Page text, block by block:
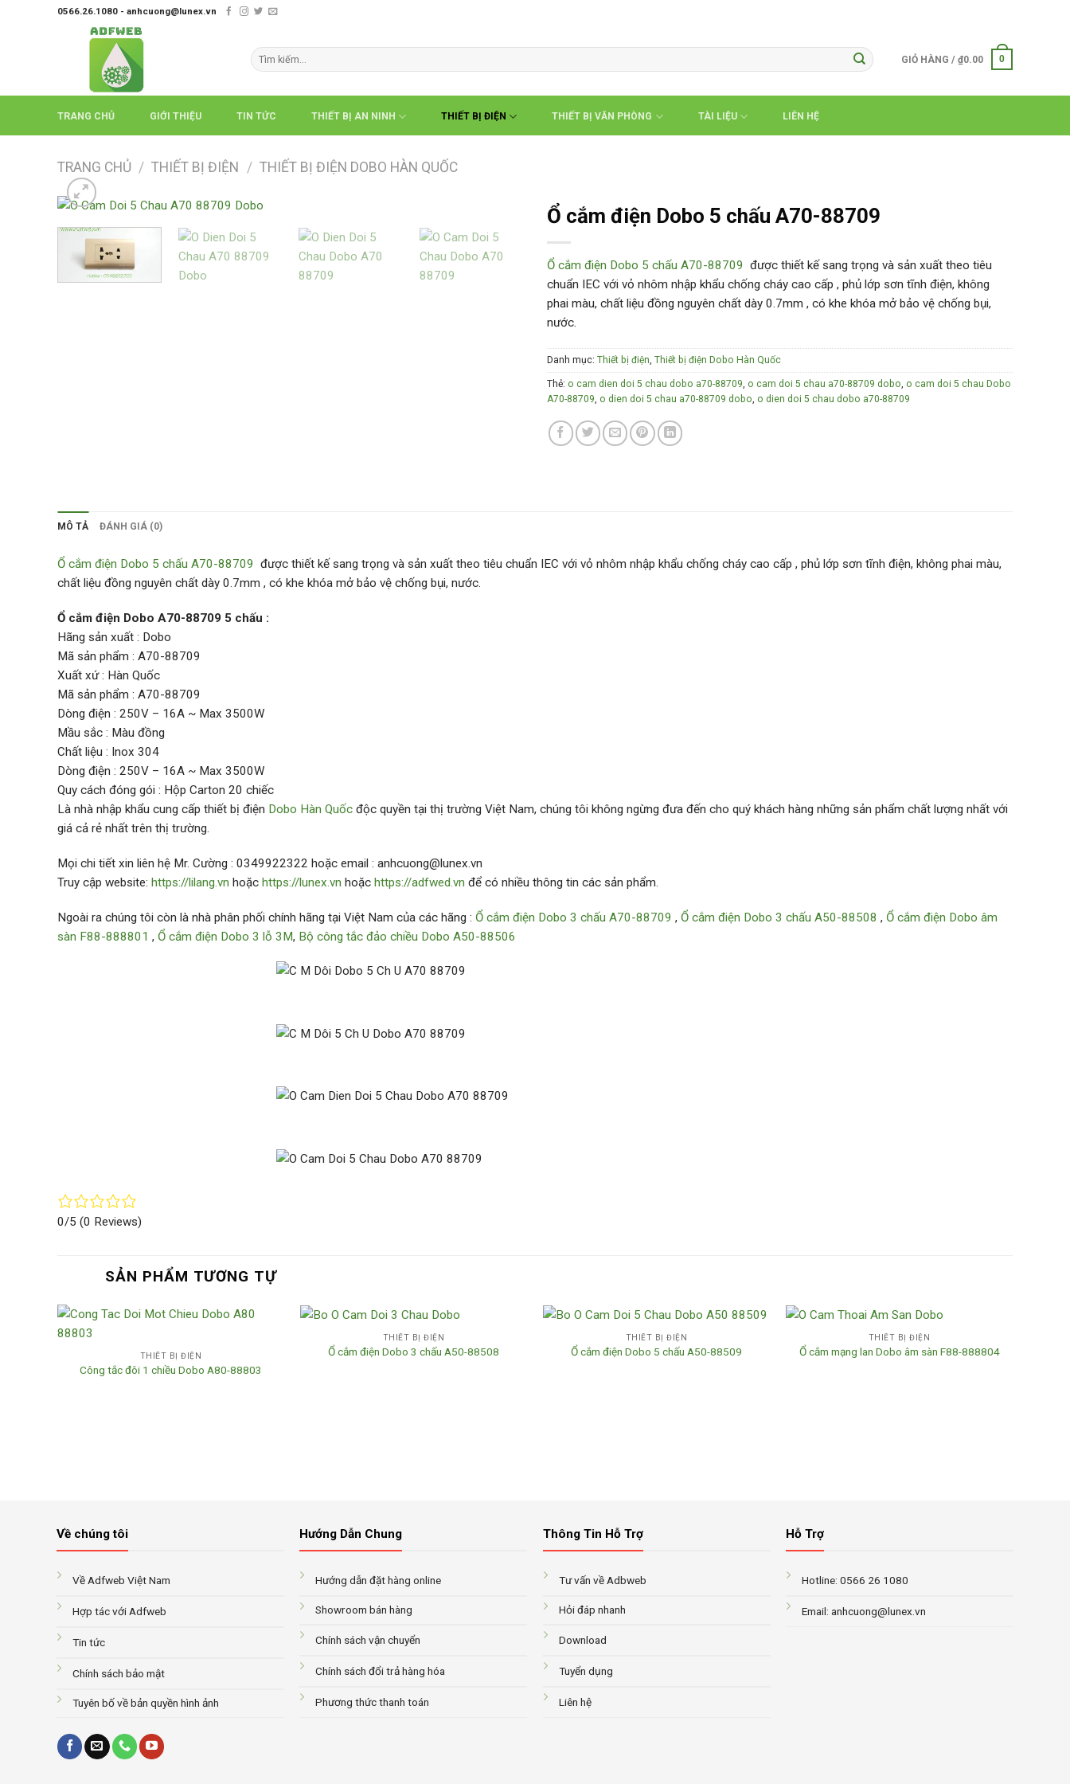
0566.26.1080 - anhcuong@lunex.vn
Tìm
kiếm:
GIỎ HÀNG /₫0.00 0
TRANG CHỦ GIỚI THIỆU TIN TỨC THIẾT BỊ AN NINH THIẾT BỊ ĐIỆN THIẾT BỊ VĂN PHÒNG TÀI LIỆU LIÊN HỆ
TRANG CHỦ / THIẾT BỊ ĐIỆN / THIẾT BỊ ĐIỆN DOBO HÀN QUỐC
Ổ cắm điện Dobo 5 chấu A70-88709
Ổ cắm điện Dobo 5 chấu A70-88709 được thiết kế sang trọng và sản xuất theo tiêu
chuẩn IEC với vỏ nhôm nhập khẩu chống cháy cao cấp , phủ lớp sơn tĩnh điện, không
phai màu, chất liệu đồng nguyên chất dày 0.7mm , có khe khóa mở bảo vệ chống bụi,
nước.
Danh mục: Thiết bị điện, Thiết bị điện Dobo Hàn Quốc
Thẻ: o cam dien doi 5 chau dobo a70-88709, o cam doi 5 chau a70-88709 dobo, o cam doi 5 chau Dobo
A70-88709, o dien doi 5 chau a70-88709 dobo, o dien doi 5 chau dobo a70-88709
MÔ TẢ ĐÁNH GIÁ (0)
Ổ cắm điện Dobo 5 chấu A70-88709 được thiết kế sang trọng và sản xuất theo tiêu chuẩn IEC với vỏ nhôm nhập khẩu chống cháy cao cấp , phủ lớp sơn tĩnh điện, không phai màu,
chất liệu đồng nguyên chất dày 0.7mm , có khe khóa mở bảo vệ chống bụi, nước.
Ổ cắm điện Dobo A70-88709 5 chấu :
Hãng sản xuất : Dobo
Mã sản phẩm : A70-88709
Xuất xứ : Hàn Quốc
Mã sản phẩm : A70-88709
Dòng điện : 250V – 16A ~ Max 3500W
Mầu sắc : Màu đồng
Chất liệu : Inox 304
Dòng điện : 250V – 16A ~ Max 3500W
Quy cách đóng gói : Hộp Carton 20 chiếc
Là nhà nhập khẩu cung cấp thiết bị điện Dobo Hàn Quốc độc quyền tại thị trường Việt Nam, chúng tôi không ngừng đưa đến cho quý khách hàng những sản phẩm chất lượng nhất với
giá cả rẻ nhất trên thị trường.
Mọi chi tiết xin liên hệ Mr. Cường : 0349922322 hoặc email : anhcuong@lunex.vn
Truy cập website: https://lilang.vn hoặc https://lunex.vn hoặc https://adfwed.vn để có nhiều thông tin các sản phẩm.
Ngoài ra chúng tôi còn là nhà phân phối chính hãng tại Việt Nam của các hãng : Ổ cắm điện Dobo 3 chấu A70-88709 , Ổ cắm điện Dobo 3 chấu A50-88508 , Ổ cắm điện Dobo âm
sàn F88-888801 , Ổ cắm điện Dobo 3 lỗ 3M, Bộ công tắc đảo chiều Dobo A50-88506
0/5 (0 Reviews)
SẢN PHẨM TƯƠNG TỰ
THIẾT BỊ ĐIỆN
Công tắc đôi 1 chiều Dobo A80-88803
THIẾT BỊ ĐIỆN
Ổ cắm điện Dobo 3 chấu A50-88508
THIẾT BỊ ĐIỆN
Ổ cắm điện Dobo 5 chấu A50-88509
THIẾT BỊ ĐIỆN
Ổ cắm mạng lan Dobo âm sàn F88-888804
Về chúng tôi
Về Adfweb Việt Nam
Hợp tác với Adfweb
Tin tức
Chính sách bảo mật
Tuyên bố về bản quyền hình ảnh
Hướng Dẫn Chung
Hướng dẫn đặt hàng online
Showroom bán hàng
Chính sách vận chuyển
Chính sách đổi trả hàng hóa
Phương thức thanh toán
Thông Tin Hỗ Trợ
Tư vấn về Adbweb
Hỏi đáp nhanh
Download
Tuyển dụng
Liên hệ
Hỗ Trợ
Hotline: 0566 26 1080
Email: anhcuong@lunex.vn